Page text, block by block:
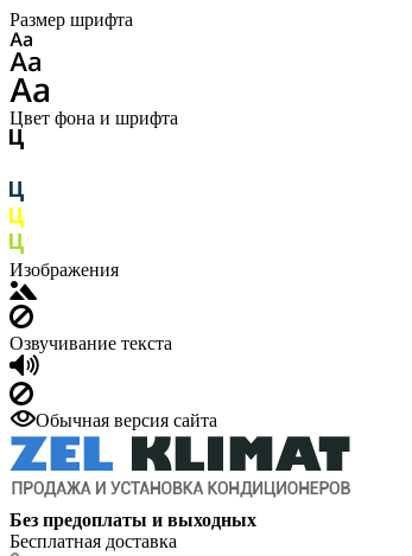
Размер шрифта
Цвет фона и шрифта
Изображения
Озвучивание текста
Обычная версия сайта
Без предоплаты и выходных
Бесплатная доставка